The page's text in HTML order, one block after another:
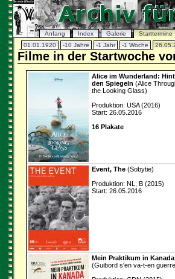
Anfang Index Galerie
Starttermine
01.01.1920
-10 Jahre -1 Jahr -1 Woche
Filme in der Startwoche
Alice im Wunderland:
den Spiegeln (Alice
the Looking Glass)
Produktion: USA (2016)
Start: 26.05.2016
16 Plakate
Event, The (Sobytie)
Produktion: NL, B (2015)
Start: 26.05.2016
Mein Praktikum in Kanada
(Guibord s'en va-t-en